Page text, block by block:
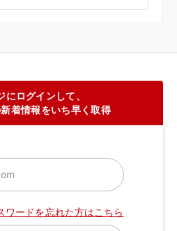
にログインして、
着情報をいち早く取得
ワードを忘れた方はこちら